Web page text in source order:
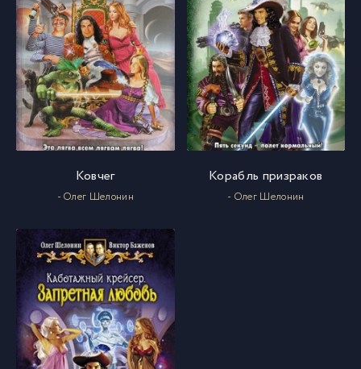
Ковчег
- Олег Шелонин
Корабль призраков
- Олег Шелонин